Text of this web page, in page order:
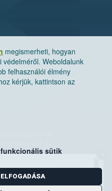
megismerheti, hogyan
Weboldalunk
felhasználói élmény
kérjük, kattintson az
sütik
biztonsági Hivatal
Budapest. Pf. 30.